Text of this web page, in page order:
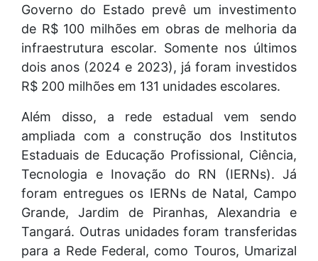
Governo do Estado prevê um investimento
de R$ 100 milhões em obras de melhoria da
infraestrutura escolar. Somente nos últimos
dois anos (2024 e 2023), já foram investidos
R$ 200 milhões em 131 unidades escolares.
Além disso, a rede estadual vem sendo
ampliada com a construção dos Institutos
Estaduais de Educação Profissional, Ciência,
Tecnologia e Inovação do RN (IERNs). Já
foram entregues os IERNs de Natal, Campo
Grande, Jardim de Piranhas, Alexandria e
Tangará. Outras unidades foram transferidas
para a Rede Federal, como Touros, Umarizal